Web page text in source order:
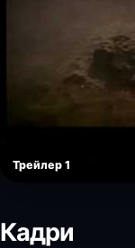
Трейлер 1
Кадри